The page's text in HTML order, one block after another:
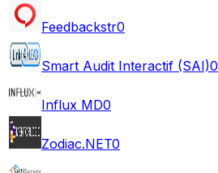
Feedbackstr0
Smart Audit Interactif (SAI)0
Influx MD0
Zodiac.NET0